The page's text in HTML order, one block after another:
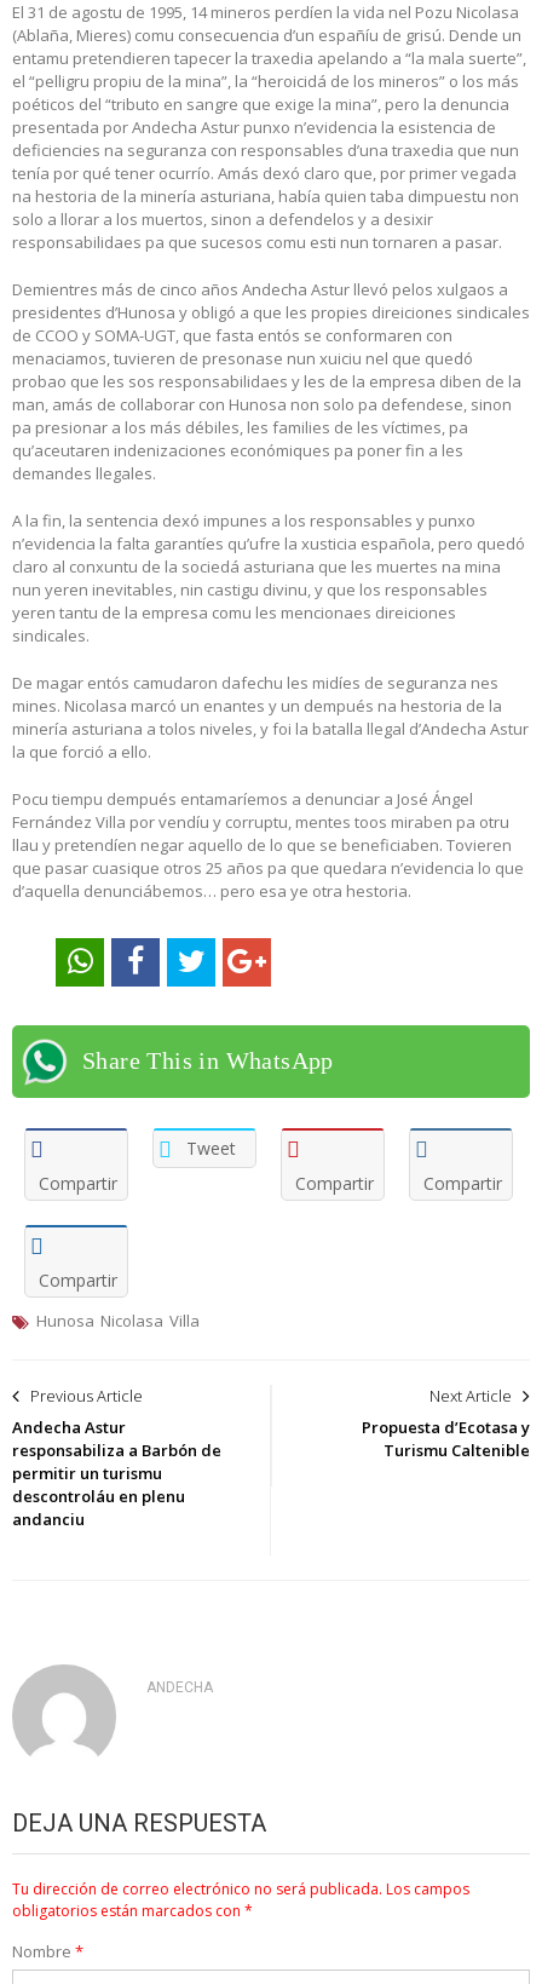
El 31 de agostu de 1995, 14 mineros perdíen la vida nel Pozu Nicolasa
(Ablaña, Mieres) comu consecuencia d’un españíu de grisú. Dende un
entamu pretendieren tapecer la traxedia apelando a “la mala suerte”,
el “pelligru propiu de la mina”, la “heroicidá de los mineros” o los más
poéticos del “tributo en sangre que exige la mina”, pero la denuncia
presentada por Andecha Astur punxo n’evidencia la esistencia de
deficiencies na seguranza con responsables d’una traxedia que nun
tenía por qué tener ocurrío. Amás dexó claro que, por primer vegada
na hestoria de la minería asturiana, había quien taba dimpuestu non
solo a llorar a los muertos, sinon a defendelos y a desixir
responsabilidaes pa que sucesos comu esti nun tornaren a pasar.
Demientres más de cinco años Andecha Astur llevó pelos xulgaos a
presidentes d’Hunosa y obligó a que les propies direiciones sindicales
de CCOO y SOMA-UGT, que fasta entós se conformaren con
menaciamos, tuvieren de presonase nun xuiciu nel que quedó
probao que les sos responsabilidaes y les de la empresa diben de la
man, amás de collaborar con Hunosa non solo pa defendese, sinon
pa presionar a los más débiles, les families de les víctimes, pa
qu’aceutaren indenizaciones económiques pa poner fin a les
demandes llegales.
A la fin, la sentencia dexó impunes a los responsables y punxo
n’evidencia la falta garantíes qu’ufre la xusticia española, pero quedó
claro al conxuntu de la sociedá asturiana que les muertes na mina
nun yeren inevitables, nin castigu divinu, y que los responsables
yeren tantu de la empresa comu les mencionaes direiciones
sindicales.
De magar entós camudaron dafechu les midíes de seguranza nes
mines. Nicolasa marcó un enantes y un dempués na hestoria de la
minería asturiana a tolos niveles, y foi la batalla llegal d’Andecha Astur
la que forció a ello.
Pocu tiempu dempués entamaríemos a denunciar a José Ángel
Fernández Villa por vendíu y corruptu, mentes toos miraben pa otru
llau y pretendíen negar aquello de lo que se beneficiaben. Tovieren
que pasar cuasique otros 25 años pa que quedara n’evidencia lo que
d’aquella denunciábemos… pero esa ye otra hestoria.
Share This in WhatsApp
Compartir
Tweet
Compartir
Compartir
Compartir
Hunosa Nicolasa Villa
Navegación
de
entradas
Previous Article
Andecha Astur
responsabiliza a Barbón de
permitir un turismu
descontroláu en plenu
andanciu
Next Article
Propuesta d’Ecotasa y
Turismu Caltenible
ANDECHA
DEJA UNA RESPUESTA
Tu dirección de correo electrónico no será publicada. Los campos
obligatorios están marcados con *
Nombre *